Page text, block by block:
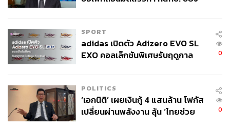
ที่ชนะใจคนดูยุคนี้ ไม่จำเป็นต้องสมบูรณ์แบบตามตำราเก่า
แต่ต้องมีความ ‘กล้า’ และ ‘บุคลิก’ ที่โดดเด่นพอที่จะสร้างแรง
กระเพื่อมใหม่ๆ ให้กับคนดูได้ต่างหาก
SPORT
adidas เปิดตัว Adizero EVO SL
EXO คอลเล็กชันพิเศษรับฤดูกาล
0
POLITICS
‘เอกนิติ’ เผยเงินกู้ 4 แสนล้าน โฟกัส
เปลี่ยนผ่านพลังงาน ลุ้น ‘ไทยช่วย
0